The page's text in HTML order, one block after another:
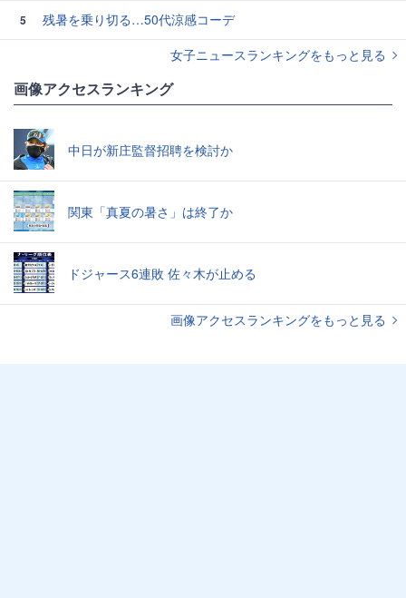
5
残暑を乗り切る…50代涼感コーデ
女子ニュースランキングをもっと見る
画像アクセスランキング
中日が新庄監督招聘を検討か
関東「真夏の暑さ」は終了か
ドジャース6連敗 佐々木が止める
画像アクセスランキングをもっと見る